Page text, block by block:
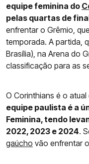
equipe feminina do
pelas quartas de
enfrentar o Grêmio,
temporada. A partida,
Brasília), na Arena do
classificação para as
O Corinthians é o
equipe paulista é a
Feminina, tendo
2022, 2023 e 2024.
gaúcho vão enfrentar